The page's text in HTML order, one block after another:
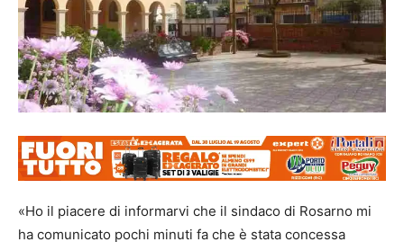
«Ho il piacere di informarvi che il sindaco di Rosarno mi
ha comunicato pochi minuti fa che è stata concessa